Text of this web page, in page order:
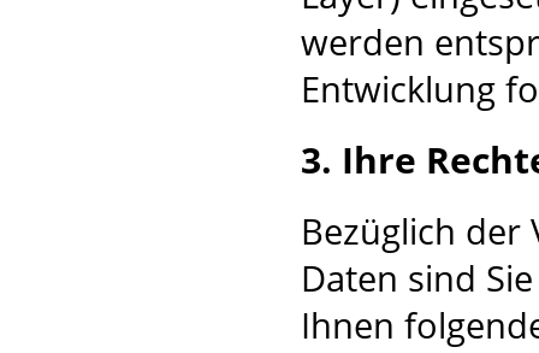
werden
Entwicklung
3. Ihre
Bezüglich
Daten sind
Ihnen